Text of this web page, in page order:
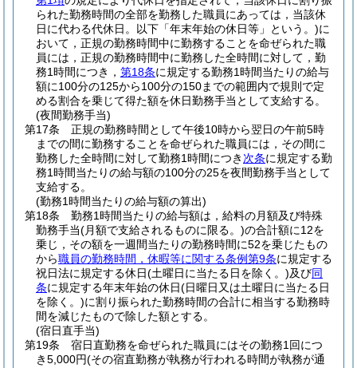
られた勤務時間の全部を勤務した職員にあっては，当該休
日に代わる代休日。以下「年末年始の休日等」という。)に
おいて，正規の勤務時間中に勤務することを命ぜられた職
員には，正規の勤務時間中に勤務した全時間に対して，勤
務1時間につき， 第18条に規定する勤務1時間当たりの給与
額に100分の125から100分の150までの範囲内で規則で定
める割合を乗じて得た額を休日勤務手当として支給する。
(夜間勤務手当)
第17条
正規の勤務時間として午後10時から翌日の午前5時
までの間に勤務することを命ぜられた職員には，その間に
勤務した全時間に対して勤務1時間につき 次条に規定する勤
務1時間当たりの給与額の100分の25を夜間勤務手当として
支給する。
(勤務1時間当たりの給与額の算出)
第18条
勤務1時間当たりの給与額は，給料の月額及び特殊
勤務手当(月額で支給されるものに限る。)の合計額に12を
乗じ，その額を一週間当たりの勤務時間に52を乗じたもの
から職員の勤務時間，休暇等に関する条例第9条に規定する
祝日法に規定する休日(土曜日に当たる日を除く。)及び同
条に規定する年末年始の休日(日曜日又は土曜日に当たる日
を除く。)に割り振られた勤務時間の合計に相当する勤務時
間を減じたもので除した額とする。
(宿日直手当)
第19条
宿日直勤務を命ぜられた職員にはその勤務1回につ
き5,000円(その宿直勤務が執務が行われる時間が執務が通